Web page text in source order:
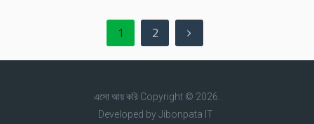
1 2
এসো আয় করিCopyright © 2026.
Developed byJibonpata IT